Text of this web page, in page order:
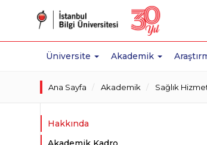
Üniversite Akademik
Ana Sayfa Akademik Sağlık
Hakkında